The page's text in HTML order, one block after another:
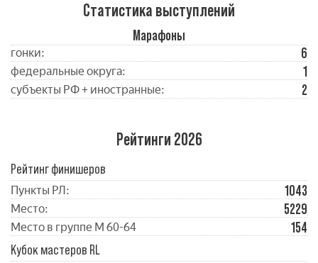
Статистика выступлений
Марафоны
гонки: 6
федеральные округа: 1
субъекты РФ + иностранные: 2
Рейтинги 2026
Рейтинг финишеров
Пункты РЛ: 1043
Место: 5229
Место в группе М 60-64
154
Кубок мастеров RL